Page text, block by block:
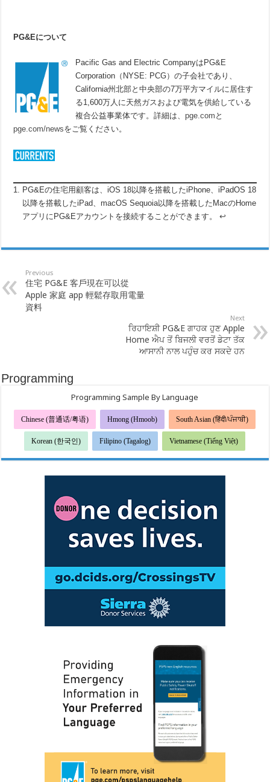
PG&Eについて
Pacific Gas and Electric CompanyはPG&E
Corporation（NYSE: PCG）の子会社であり、
California州北部と中央部の7万平方マイルに居住す
る1,600万人に天然ガスおよび電気を供給している
複合公益事業体です。詳細は、pge.com と
pge.com/newsをご覧ください。
PG&Eの住宅用顧客は、iOS 18以降を搭載したiPhone、iPadOS 18
以降を搭載したiPad、macOS Sequoia以降を搭載したMacのHome
アプリにPG&Eアカウントを接続することができます。↩︎
Previous
住宅 PG&E 客戶現在可以從
Apple 家庭 app 輕鬆存取用電量
資料
Next
ਰਿਹਾਇਸ਼ੀ PG&E ਗਾਹਕ ਹੁਣ Apple
Home ਐਪ ਤੋਂ ਬਿਜਲੀ ਵਰਤੋਂ ਡੇਟਾ ਤੱਕ
ਆਸਾਨੀ ਨਾਲ ਪਹੁੰਚ ਕਰ ਸਕਦੇ ਹਨ
Programming
Programming Sample By Language
Chinese (普通话/粤语) Hmong (Hmoob) South Asian (हिंदी/ਪੰਜਾਬੀ)
Korean (한국인) Filipino (Tagalog) Vietnamese (Tiếng Việt)